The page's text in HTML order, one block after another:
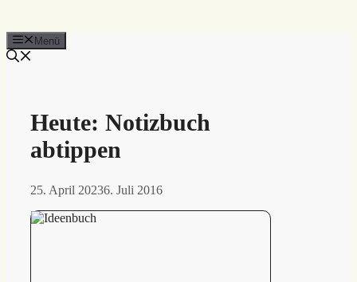
Menü
Heute: Notizbuch
abtippen
25. April 20236. Juli 2016